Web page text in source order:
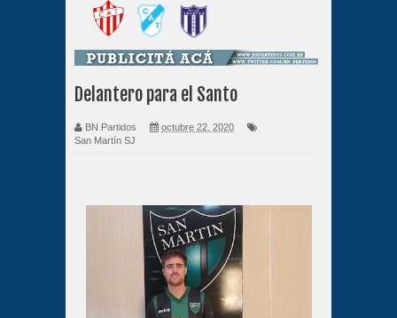
Delantero para el Santo
BN Partidos
octubre 22, 2020
San Martín SJ